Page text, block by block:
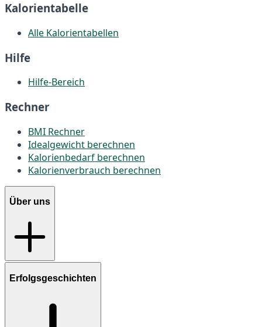
Kalorientabelle
Alle Kalorientabellen
Hilfe
Hilfe-Bereich
Rechner
BMI Rechner
Idealgewicht berechnen
Kalorienbedarf berechnen
Kalorienverbrauch berechnen
Über uns
Erfolgsgeschichten